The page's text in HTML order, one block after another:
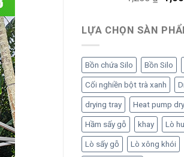
hạng
5.00
LỰA CHỌN SÀN
Bồn chứa Silo Bồn Silo
Cối nghiền bột trà xanh
drying tray Heat pump
Hầm sấy gỗ khay Lò
Lò sấy gỗ Lò xông khói